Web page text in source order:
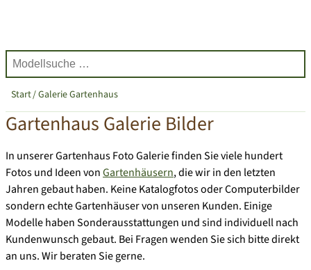
Start Galerie Gartenhaus
Gartenhaus Galerie Bilder
In unserer Gartenhaus Foto Galerie finden Sie viele hundert
Fotos und Ideen vonGartenhäusern, die wir in den letzten
Jahren gebaut haben. Keine Katalogfotos oder Computerbilder
sondern echte Gartenhäuser von unseren Kunden. Einige
Modelle haben Sonderausstattungen und sind individuell nach
Kundenwunsch gebaut. Bei Fragen wenden Sie sich bitte direkt
an uns. Wir beraten Sie gerne.